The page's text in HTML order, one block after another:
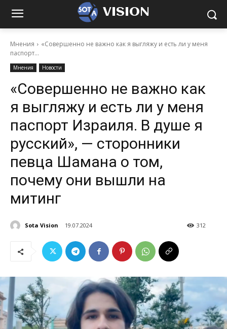
VISION
Мнения
«Совершенно не важно как я выгляжу и есть ли у меня
паспорт...
Мнения Новости
«Совершенно не важно как
я выгляжу и есть ли у меня
паспорт Израиля. В душе я
русский», — сторонники
певца Шамана о том,
почему они вышли на
митинг
Sota Vision 19.07.2024 312